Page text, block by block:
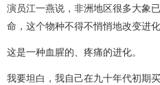
演员江一燕说，非洲地区很多大
命，这个物种不得不悄悄地改变进化
这是一种血腥的、疼痛的进化。
我要坦白，我自己在九十年代初期